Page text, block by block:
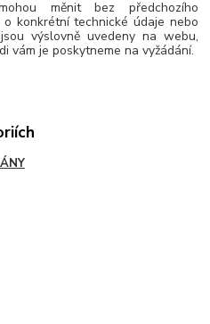
měnit bez předchozího
konkrétní technické údaje nebo
výslovně uvedeny na webu,
vám je poskytneme na vyžádání.